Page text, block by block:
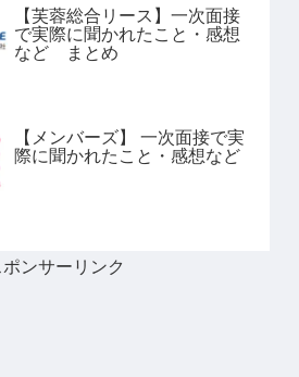
【芙蓉総合リース】一次面接
で実際に聞かれたこと・感想
など まとめ
【メンバーズ】 一次面接で実
際に聞かれたこと・感想など
ンサーリンク